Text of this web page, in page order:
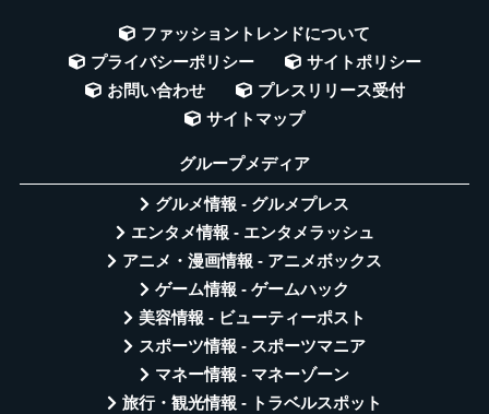
ファッショントレンドについて
プライバシーポリシー
サイトポリシー
お問い合わせ
プレスリリース受付
サイトマップ
グループメディア
グルメ情報 - グルメプレス
エンタメ情報 - エンタメラッシュ
アニメ・漫画情報 - アニメボックス
ゲーム情報 - ゲームハック
美容情報 - ビューティーポスト
スポーツ情報 - スポーツマニア
マネー情報 - マネーゾーン
旅行・観光情報 - トラベルスポット